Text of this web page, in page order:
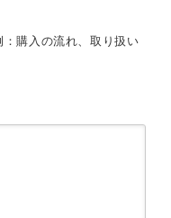
：購入の流れ、取り扱い